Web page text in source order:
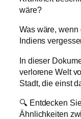
wäre?
Was wäre,
Indiens
In dieser
verlorene Welt
Stadt, die einst
🔍 Entdecken
Ähnlichkeiten